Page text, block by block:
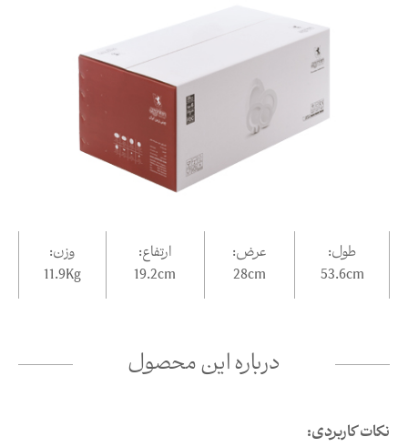
درباره این محصول
نکات کاربردی:
طول:
53.6cm
عرض:
28cm
ارتفاع:
19.2cm
وزن:
11.9Kg